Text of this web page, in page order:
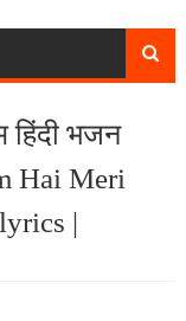
हिंदी भजन
Hai Meri
|